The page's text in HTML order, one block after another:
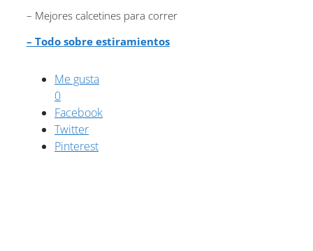
– Mejores calcetines para correr
– Todo sobre estiramientos
Me gusta
0
Facebook
Twitter
Pinterest